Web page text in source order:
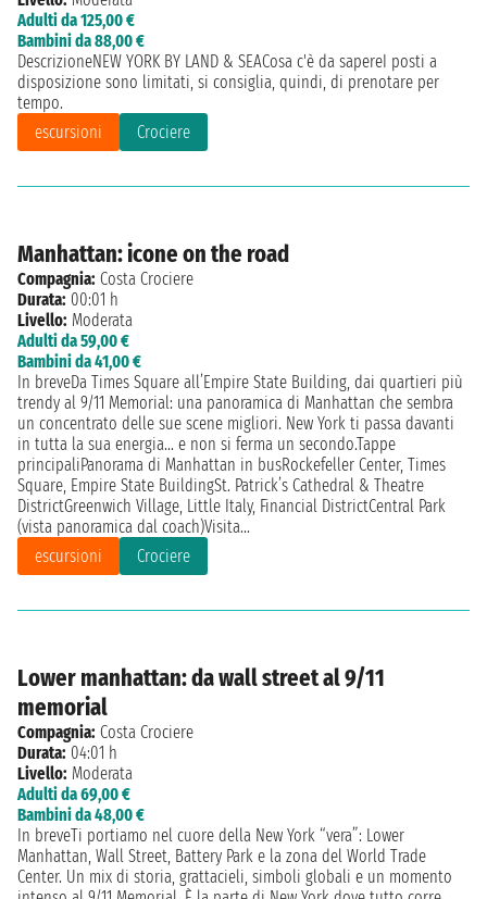
Adulti da 125,00 €
Bambini da 88,00 €
DescrizioneNEW YORK BY LAND & SEACosa c'è da sapereI posti a
disposizione sono limitati, si consiglia, quindi, di prenotare per
tempo.
escursioni
Crociere
Manhattan: icone on the road
Compagnia: Costa Crociere
Durata: 00:01 h
Livello: Moderata
Adulti da 59,00 €
Bambini da 41,00 €
In breveDa Times Square all’Empire State Building, dai quartieri più
trendy al 9/11 Memorial: una panoramica di Manhattan che sembra
un concentrato delle sue scene migliori. New York ti passa davanti
in tutta la sua energia… e non si ferma un secondo.Tappe
principaliPanorama di Manhattan in busRockefeller Center, Times
Square, Empire State BuildingSt. Patrick’s Cathedral & Theatre
DistrictGreenwich Village, Little Italy, Financial DistrictCentral Park
(vista panoramica dal coach)Visita...
escursioni
Crociere
Lower manhattan: da wall street al 9/11
memorial
Compagnia: Costa Crociere
Durata: 04:01 h
Livello: Moderata
Adulti da 69,00 €
Bambini da 48,00 €
In breveTi portiamo nel cuore della New York “vera”: Lower
Manhattan, Wall Street, Battery Park e la zona del World Trade
Center. Un mix di storia, grattacieli, simboli globali e un momento